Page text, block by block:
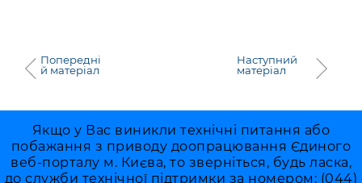
Попередні
й матеріал
Наступний
матеріал
Якщо у Вас виникли технічні питання або
побажання з приводу доопрацювання Єдиного
веб-порталу м. Києва, то зверніться, будь ласка,
до служби технічної підтримки за номером: (044)